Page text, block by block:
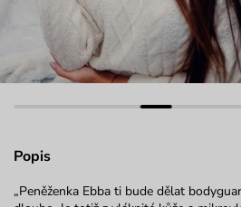
Popis
„Peněženka Ebba ti bude dělat